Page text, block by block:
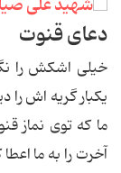
دعای قنوت
خیلی اشکش را
یکبار گریه اش
ما که توی نماز
آخرت را به ما